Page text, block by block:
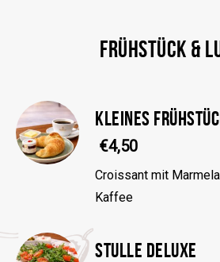
FRÜHSTÜCK &
KLEINES
€4,50
Croissant mit
Kaffee
STULLE DELUXE